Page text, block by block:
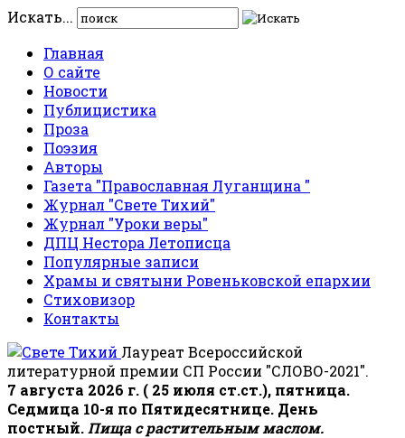
Искать...
Главная
О сайте
Новости
Публицистика
Проза
Поэзия
Авторы
Газета "Православная Луганщина "
Журнал "Свете Тихий"
Журнал "Уроки веры"
ДПЦ Нестора Летописца
Популярные записи
Храмы и святыни Ровеньковской епархии
Стиховизор
Контакты
Лауреат Всероссийской
литературной премии СП России "СЛОВО-2021".
7 августа 2026 г. ( 25 июля ст.ст.), пятница.
Седмица 10-я по Пятидесятнице. День
постный. Пища с растительным маслом.